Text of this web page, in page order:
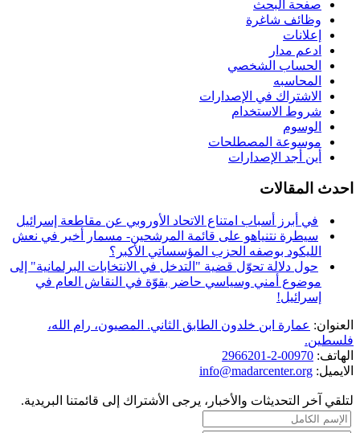
صفحة البحث
وظائف شاغرة
إعلانات
ادعم مدار
الحساب الشخصي
المحاسبه
الاشتراك في الإصدارات
شروط الاستخدام
الوسوم
موسوعة المصطلحات
أين أجد الإصدارات
احدث المقالات
في أبرز أسباب امتناع الاتحاد الأوروبي عن مقاطعة إسرائيل
سيطرة نتنياهو على قائمة المرشحين- مسمار أخير في نعش
الليكود بوصفه الحزب المؤسساتي الأكبر؟
حول دلالة تحوّل قضية "التدخل في الانتخابات البرلمانية" إلى
موضوع أمني وسياسي حاضر بقوّة في النقاش العام في
إسرائيل!
العنوان: عمارة ابن خلدون الطابق الثاني. المصيون، رام الله،
فلسطين.
الهاتف: 00970-2-2966201
الايميل: info@madarcenter.org
لتلقي آخر التحديثات والأخبار، يرجى الأشتراك إلى قائمتنا البريدية.